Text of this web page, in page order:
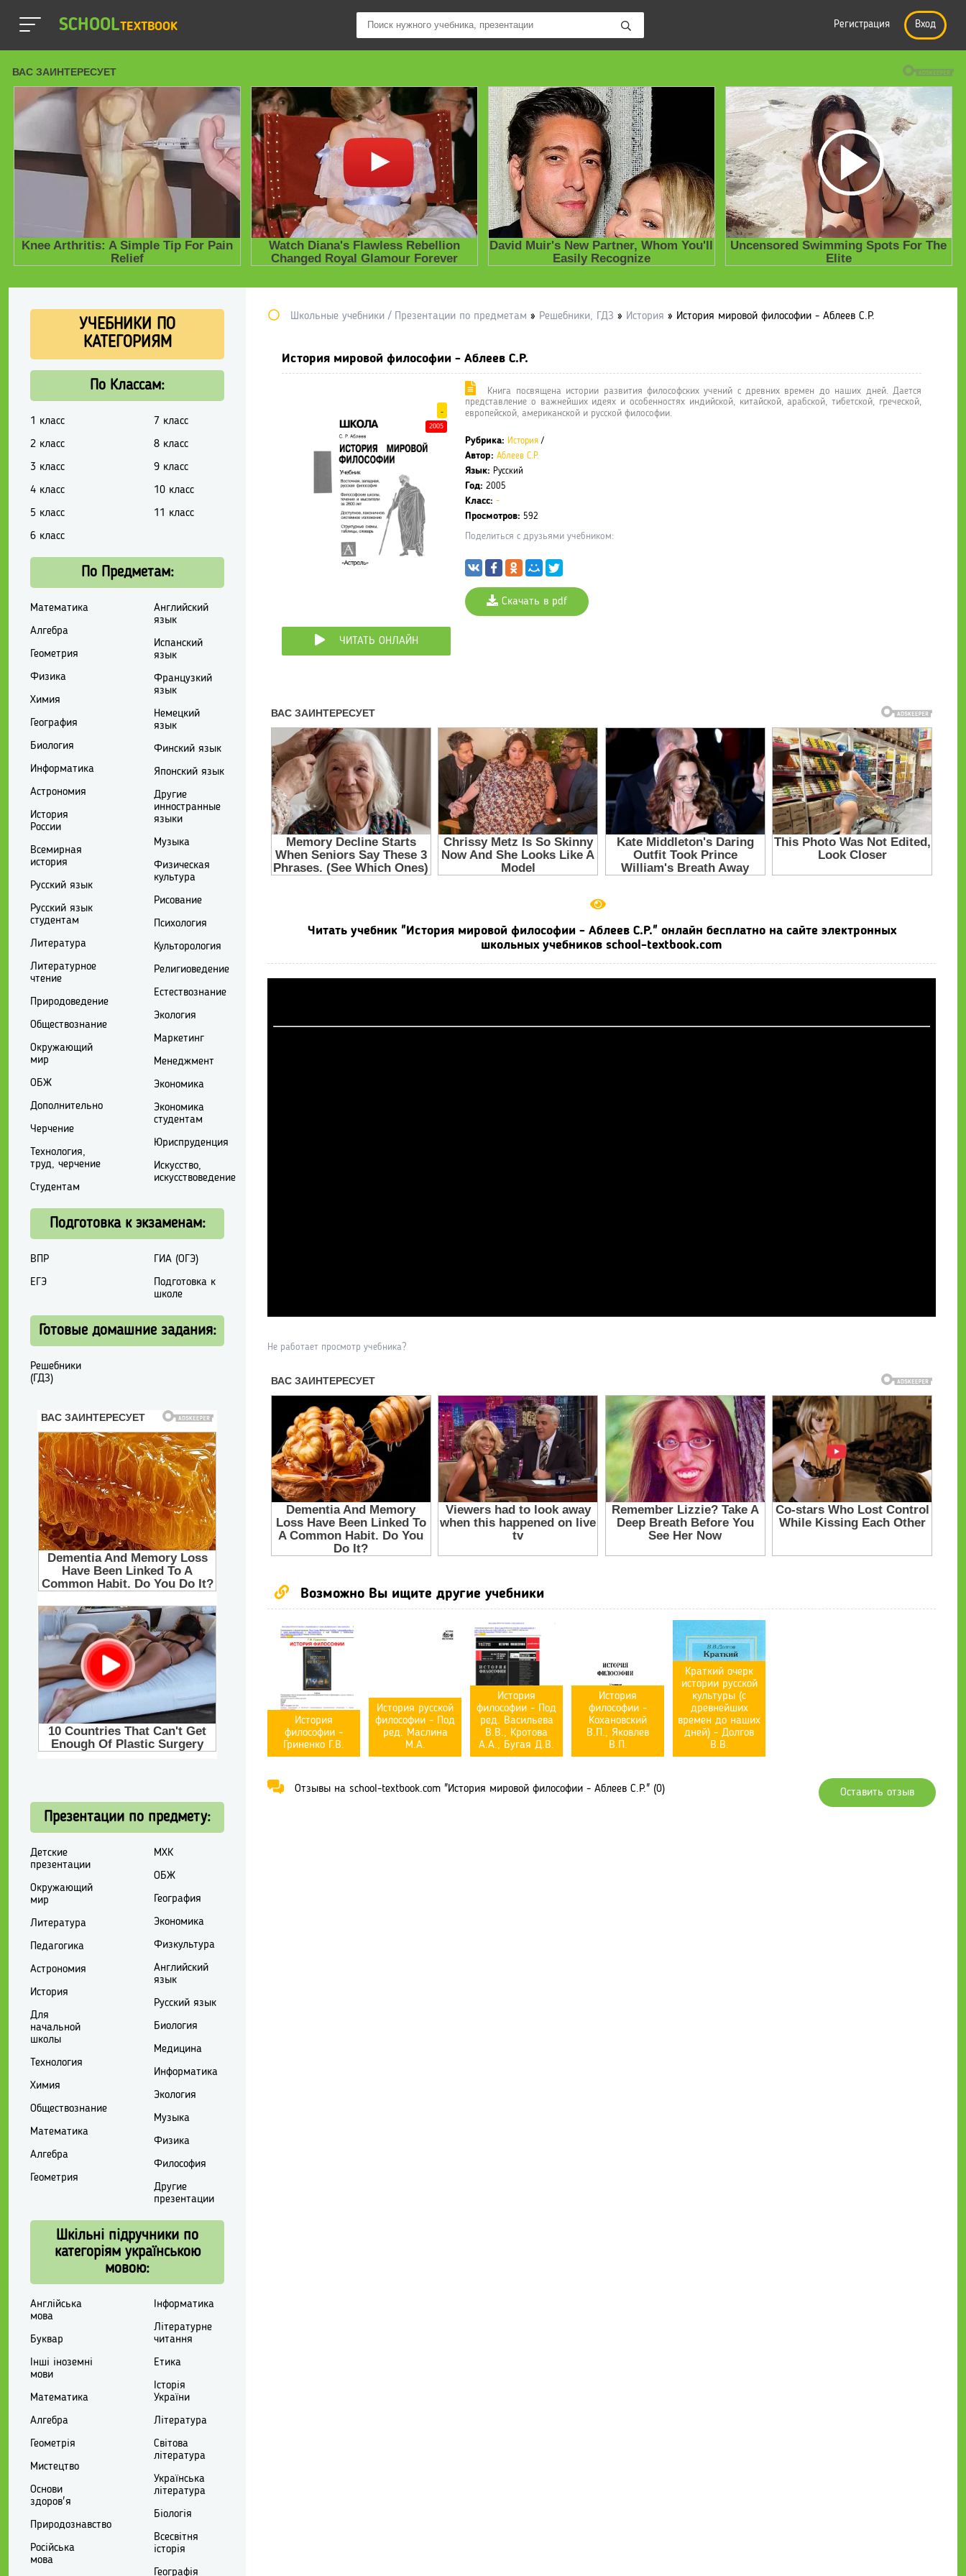
SCHOOLTEXTBOOK Регистрация Вход
Школьные учебники / Презентации по предметам » Решебники, ГДЗ » История » История мировой философии - Аблеев С.Р.
История мировой философии - Аблеев С.Р.
-
2005
ЧИТАТЬ ОНЛАЙН
Книга посвящена истории развития философских учений с древних времен до наших дней. Дается
представление о важнейших идеях и особенностях индийской, китайской, арабской, тибетской, греческой,
европейской, американской и русской философии.
Рубрика: История /
Автор: Аблеев С.Р.
Язык: Русский
Год: 2005
Класс: -
Просмотров: 592
Поделиться с друзьями учебником:
Скачать в pdf
Читать учебник "История мировой философии - Аблеев С.Р." онлайн бесплатно на сайте электронных
школьных учебников school-textbook.com
Не работает просмотр учебника?
Возможно Вы ищите другие учебники
История
философии -
Гриненко Г.В.
История русской
философии - Под
ред. Маслина
М.А.
История
философии - Под
ред. Васильева
В.В., Кротова
А.А., Бугая Д.В.
История
философии -
Кохановский
В.П., Яковлев
В.П.
Краткий очерк
истории русской
культуры (с
древнейших
времен до наших
дней) - Долгов
В.В.
Отзывы на school-textbook.com "История мировой философии - Аблеев С.Р." (0) Оставить отзыв
УЧЕБНИКИ ПО
КАТЕГОРИЯМ
По Классам:
1 класс
2 класс
3 класс
4 класс
5 класс
6 класс
7 класс
8 класс
9 класс
10 класс
11 класс
По Предметам:
Математика
Алгебра
Геометрия
Физика
Химия
География
Биология
Информатика
Астрономия
История
России
Всемирная
история
Русский язык
Русский язык
студентам
Литература
Литературное
чтение
Природоведение
Обществознание
Окружающий
мир
ОБЖ
Дополнительно
Черчение
Технология,
труд, черчение
Студентам
Английский
язык
Испанский
язык
Французкий
язык
Немецкий
язык
Финский язык
Японский язык
Другие
инностранные
языки
Музыка
Физическая
культура
Рисование
Психология
Культорология
Религиоведение
Естествознание
Экология
Маркетинг
Менеджмент
Экономика
Экономика
студентам
Юриспруденция
Искусство,
искусствоведение
Подготовка к экзаменам:
ВПР
ЕГЭ
ГИА (ОГЭ)
Подготовка к
школе
Готовые домашние задания:
Решебники
(ГДЗ)
Презентации по предмету:
Детские
презентации
Окружающий
мир
Литература
Педагогика
Астрономия
История
Для
начальной
школы
Технология
Химия
Обществознание
Математика
Алгебра
Геометрия
МХК
ОБЖ
География
Экономика
Физкультура
Английский
язык
Русский язык
Биология
Медицина
Информатика
Экология
Музыка
Физика
Философия
Другие
презентации
Шкільні підручники по
категоріям українською
мовою:
Англійська
мова
Буквар
Інші іноземні
мови
Математика
Алгебра
Геометрія
Мистецтво
Основи
здоров'я
Природознавство
Російська
мова
Інформатика
Літературне
читання
Етика
Історія
України
Література
Світова
література
Українська
література
Біологія
Всесвітня
історія
Географія